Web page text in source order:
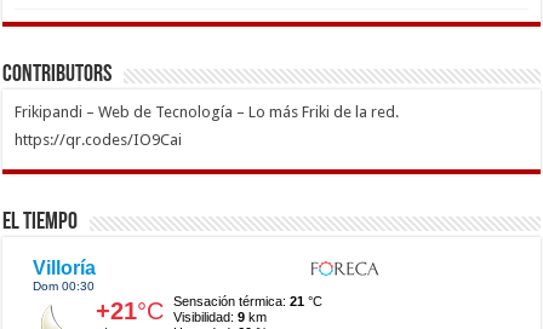
Contributors
Frikipandi – Web de Tecnología – Lo más Friki de la red.
https://qr.codes/IO9Cai
El Tiempo